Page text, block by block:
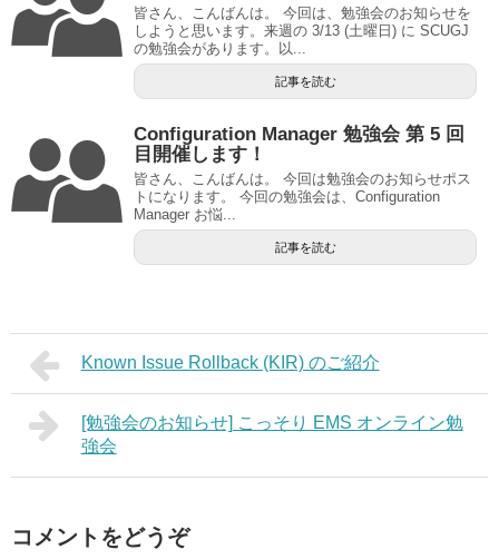
皆さん、こんばんは。 今回は、勉強会のお知らせを
しようと思います。来週の 3/13 (土曜日) に SCUGJ
の勉強会があります。以...
記事を読む
Configuration Manager 勉強会 第 5 回
目開催します！
皆さん、こんばんは。 今回は勉強会のお知らせポス
トになります。 今回の勉強会は、Configuration
Manager お悩...
記事を読む
Known Issue Rollback (KIR) のご紹介
[勉強会のお知らせ] こっそり EMS オンライン勉
強会
コメントをどうぞ